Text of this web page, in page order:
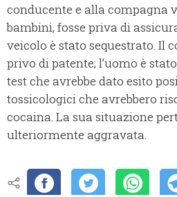
conducente e alla compagna
bambini, fosse priva di
veicolo è stato sequestrato. Il
privo di patente; l’uomo è
test che avrebbe dato esito
tossicologici che avrebbero
cocaina. La sua situazione
ulteriormente aggravata.